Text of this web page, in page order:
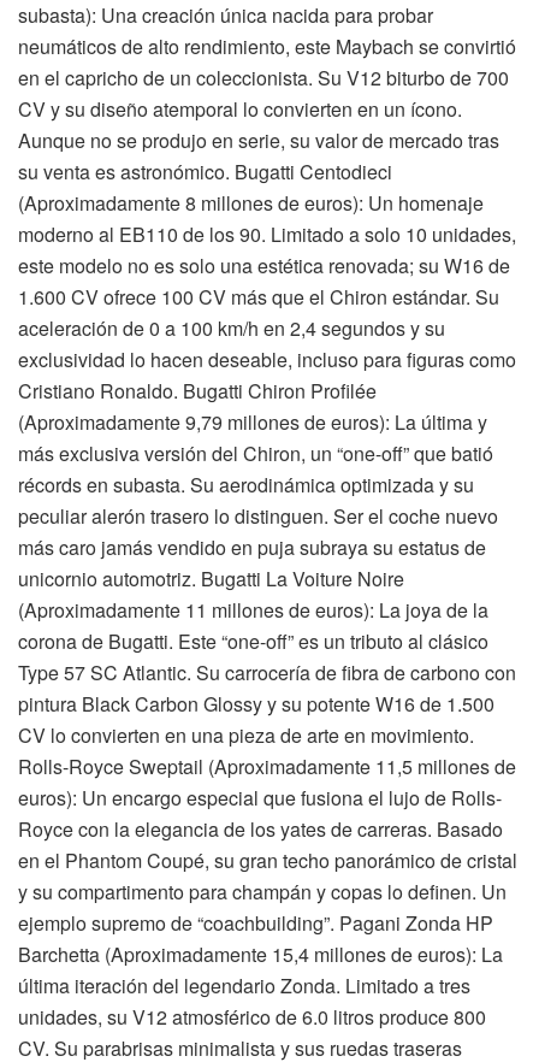
subasta): Una creación única nacida para probar
neumáticos de alto rendimiento, este Maybach se convirtió
en el capricho de un coleccionista. Su V12 biturbo de 700
CV y su diseño atemporal lo convierten en un ícono.
Aunque no se produjo en serie, su valor de mercado tras
su venta es astronómico. Bugatti Centodieci
(Aproximadamente 8 millones de euros): Un homenaje
moderno al EB110 de los 90. Limitado a solo 10 unidades,
este modelo no es solo una estética renovada; su W16 de
1.600 CV ofrece 100 CV más que el Chiron estándar. Su
aceleración de 0 a 100 km/h en 2,4 segundos y su
exclusividad lo hacen deseable, incluso para figuras como
Cristiano Ronaldo. Bugatti Chiron Profilée
(Aproximadamente 9,79 millones de euros): La última y
más exclusiva versión del Chiron, un “one-off” que batió
récords en subasta. Su aerodinámica optimizada y su
peculiar alerón trasero lo distinguen. Ser el coche nuevo
más caro jamás vendido en puja subraya su estatus de
unicornio automotriz. Bugatti La Voiture Noire
(Aproximadamente 11 millones de euros): La joya de la
corona de Bugatti. Este “one-off” es un tributo al clásico
Type 57 SC Atlantic. Su carrocería de fibra de carbono con
pintura Black Carbon Glossy y su potente W16 de 1.500
CV lo convierten en una pieza de arte en movimiento.
Rolls-Royce Sweptail (Aproximadamente 11,5 millones de
euros): Un encargo especial que fusiona el lujo de Rolls-
Royce con la elegancia de los yates de carreras. Basado
en el Phantom Coupé, su gran techo panorámico de cristal
y su compartimento para champán y copas lo definen. Un
ejemplo supremo de “coachbuilding”. Pagani Zonda HP
Barchetta (Aproximadamente 15,4 millones de euros): La
última iteración del legendario Zonda. Limitado a tres
unidades, su V12 atmosférico de 6.0 litros produce 800
CV. Su parabrisas minimalista y sus ruedas traseras